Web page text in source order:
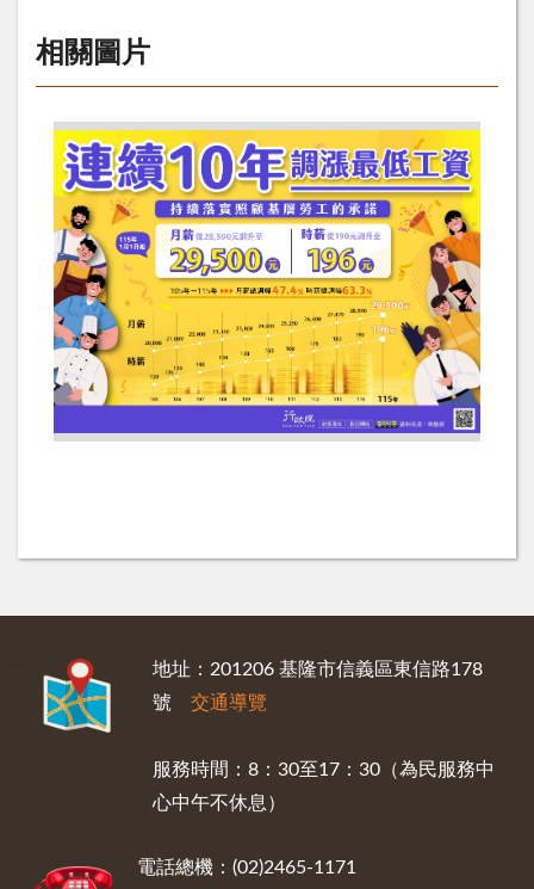
相關圖片
地址：201206 基隆市信義區東信路178
號 交通導覽
服務時間：8：30至17：30（為民服務中
心中午不休息）
電話總機：(02)2465-1171